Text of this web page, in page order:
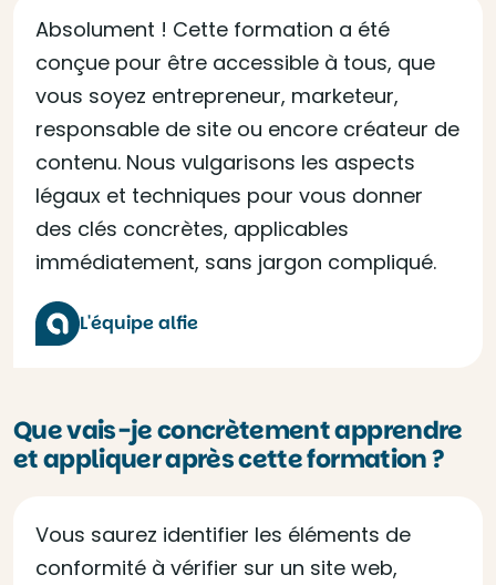
Absolument ! Cette formation a été
conçue pour être accessible à tous, que
vous soyez entrepreneur, marketeur,
responsable de site ou encore créateur de
contenu. Nous vulgarisons les aspects
légaux et techniques pour vous donner
des clés concrètes, applicables
immédiatement, sans jargon compliqué.
L'équipe alfie
Que vais-je concrètement apprendre
et appliquer après cette formation ?
Vous saurez identifier les éléments de
conformité à vérifier sur un site web,